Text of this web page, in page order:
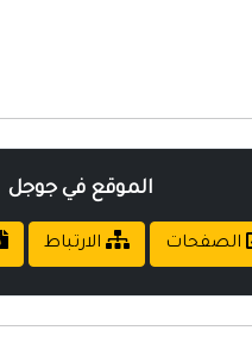
الموقع في جوجل
الصفحات الارتباط